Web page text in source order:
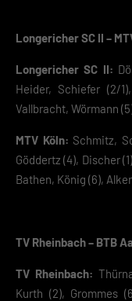
Longericher SC II –
Longericher SC II:
Heider, Schiefer (2/
Vallbracht, Wörmann
MTV Köln: Schmitz,
Göddertz (4), Discher
Bathen, König (6),
TV Rheinbach – BTB
TV Rheinbach:
Kurth (2), Grommes